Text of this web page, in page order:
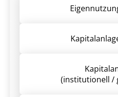
(institutionell /